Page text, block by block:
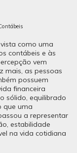
como uma
contábeis e às
vem
mais, as pessoas
possuem
financeira
sólido, equilibrado
que uma
a representar
estabilidade
na vida cotidiana